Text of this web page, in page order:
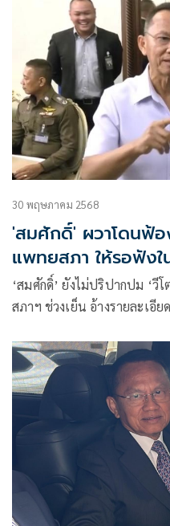
30 พฤษภาคม 2568
'สมศักดิ์' ผวาโดนฟ้
แพทยสภา ให้รอฟังใ
‘สมศักดิ์’ ยังไม่ปริปากปม ‘
สภาฯ ช่วงเย็น อ้างรายละเอี